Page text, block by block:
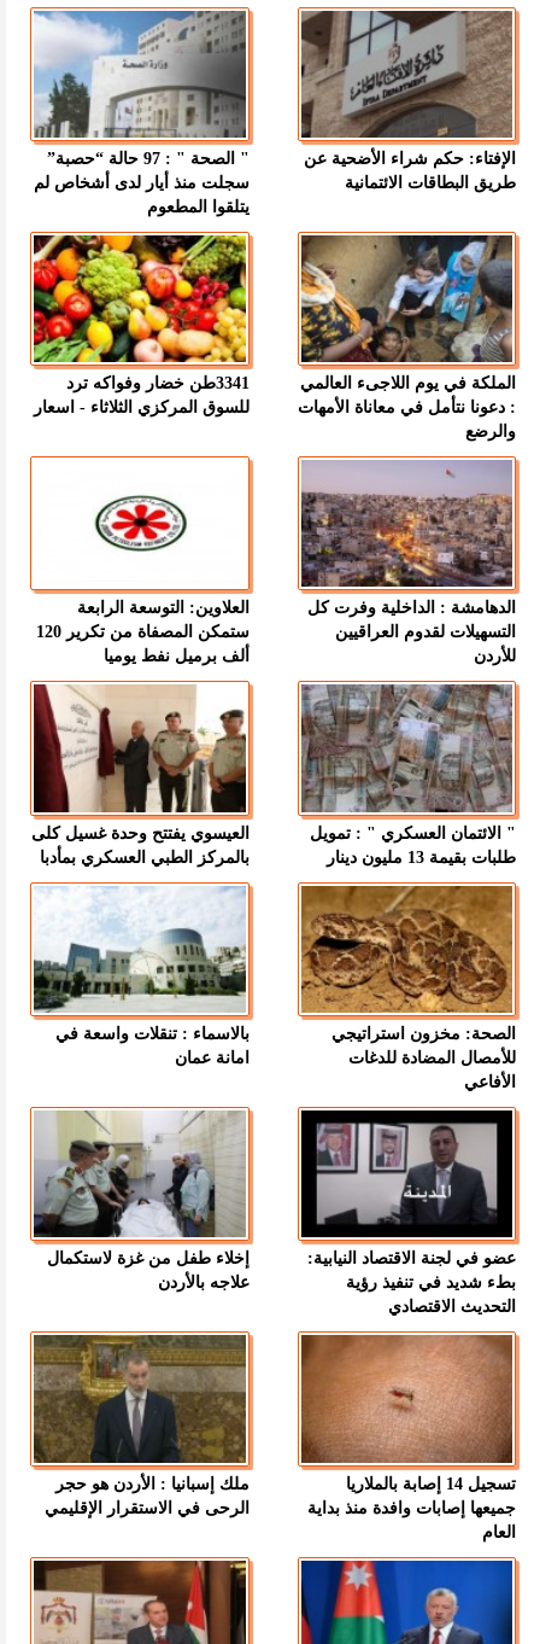
الإفتاء: حكم شراء الأضحية عن
طريق البطاقات الائتمانية
" الصحة " : 97 حالة “حصبة”
سجلت منذ أيار لدى أشخاص لم
يتلقوا المطعوم
الملكة في يوم اللاجىء العالمي
: دعونا نتأمل في معاناة الأمهات
والرضع
3341طن خضار وفواكه ترد
للسوق المركزي الثلاثاء - اسعار
الدهامشة : الداخلية وفرت كل
التسهيلات لقدوم العراقيين
للأردن
العلاوين: التوسعة الرابعة
ستمكن المصفاة من تكرير 120
ألف برميل نفط يوميا
" الائتمان العسكري " : تمويل
طلبات بقيمة 13 مليون دينار
العيسوي يفتتح وحدة غسيل كلى
بالمركز الطبي العسكري بمأدبا
الصحة: مخزون استراتيجي
للأمصال المضادة للدغات
الأفاعي
بالاسماء : تنقلات واسعة في
امانة عمان
عضو في لجنة الاقتصاد النيابية:
بطء شديد في تنفيذ رؤية
التحديث الاقتصادي
إخلاء طفل من غزة لاستكمال
علاجه بالأردن
تسجيل 14 إصابة بالملاريا
جميعها إصابات وافدة منذ بداية
العام
ملك إسبانيا : الأردن هو حجر
الرحى في الاستقرار الإقليمي